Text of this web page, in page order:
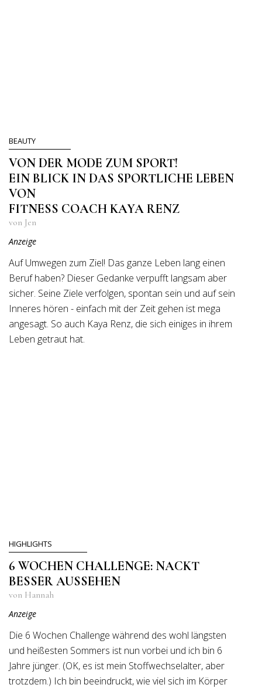
BEAUTY
VON DER MODE ZUM SPORT!
EIN BLICK IN DAS SPORTLICHE LEBEN
VON
FITNESS COACH KAYA RENZ
von Jen
Anzeige
Auf Umwegen zum Ziel! Das ganze Leben lang einen
Beruf haben? Dieser Gedanke verpufft langsam aber
sicher. Seine Ziele verfolgen, spontan sein und auf sein
Inneres hören - einfach mit der Zeit gehen ist mega
angesagt. So auch Kaya Renz, die sich einiges in ihrem
Leben getraut hat.
HIGHLIGHTS
6 WOCHEN CHALLENGE: NACKT
BESSER AUSSEHEN
von Hannah
Anzeige
Die 6 Wochen Challenge während des wohl längsten
und heißesten Sommers ist nun vorbei und ich bin 6
Jahre jünger. (OK, es ist mein Stoffwechselalter, aber
trotzdem.) Ich bin beeindruckt, wie viel sich im Körper